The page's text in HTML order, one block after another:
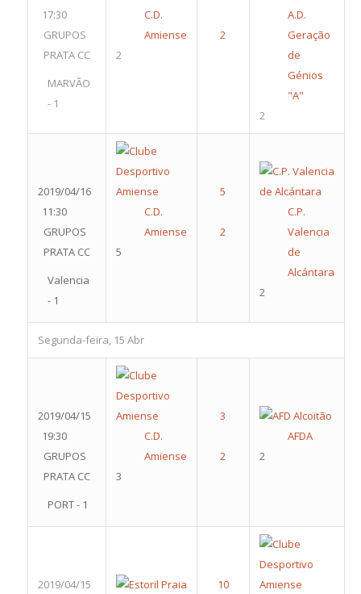
17:30
GRUPOS
PRATA CC
MARVÃO
- 1
C.D.
Amiense
2
A.D.
Geração
de
Génios
"A"
2
2019/04/16
11:30
GRUPOS
PRATA CC
Valencia
- 1
C.D.
Amiense
5
C.P.
Valencia
de
Alcántara
2
Segunda-feira, 15 Abr
2019/04/15
19:30
GRUPOS
PRATA CC
PORT - 1
C.D.
Amiense
3
AFDA
2
2019/04/15